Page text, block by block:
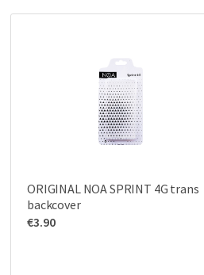
ORIGINAL NOA SPRINT 4G trans
backcover
€3.90